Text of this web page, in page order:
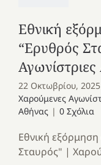
Εθνική
“Ερυθρός
22 Οκτωβρίου, 2025
Χαρούμενες
Αθήνας | 0 Σχόλια
Εθνική
Σταυρός" |